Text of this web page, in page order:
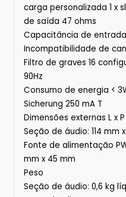
carga personalizada 1 x
de saída 47 ohms
Capacitância de entrada
Incompatibilidade de
Filtro de graves 16
90Hz
Consumo de energia <
Sicherung 250 mA T
Dimensões externas L x P
Seção de áudio: 114 mm
Fonte de alimentação
mm x 45 mm
Peso
Seção de áudio: 0,6 kg